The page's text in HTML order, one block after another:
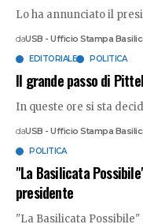
Lo ha annunciato il
daUSB - Ufficio Stampa
EDITORIALE POLITICA
Il grande passo di
In queste ore si sta
daUSB - Ufficio Stampa
POLITICA
"La Basilicata
presidente
"La Basilicata